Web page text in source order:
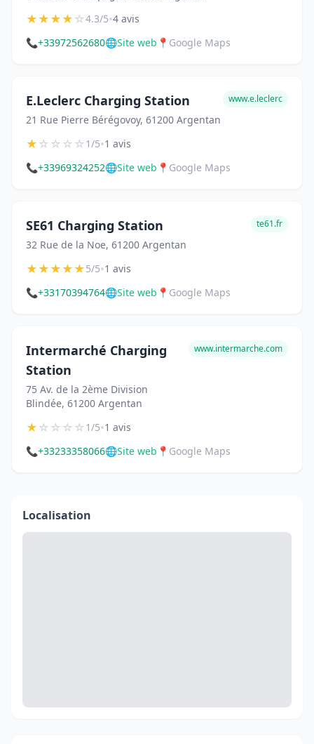
★★★★☆4.3/5•4 avis
📞+33972562680🌐Site web 📍 Google Maps
E.Leclerc Charging Station
21 Rue Pierre Bérégovoy, 61200 Argentan
www.e.leclerc
★☆☆☆☆1/5•1 avis
📞+33969324252🌐Site web 📍 Google Maps
SE61 Charging Station
32 Rue de la Noe, 61200 Argentan
te61.fr
★★★★★5/5•1 avis
📞+33170394764🌐Site web 📍 Google Maps
Intermarché Charging
Station
75 Av. de la 2ème Division
Blindée, 61200 Argentan
www.intermarche.com
★☆☆☆☆1/5•1 avis
📞+33233358066🌐Site web 📍 Google Maps
Localisation